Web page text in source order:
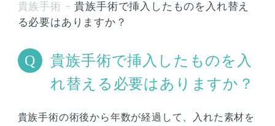
貴族手術
貴族手術で挿入したものを入れ替え
る必要はありますか？
貴族手術で挿入したものを入
れ替える必要はありますか？
貴族手術の術後から年数が経過して、入れた素材を